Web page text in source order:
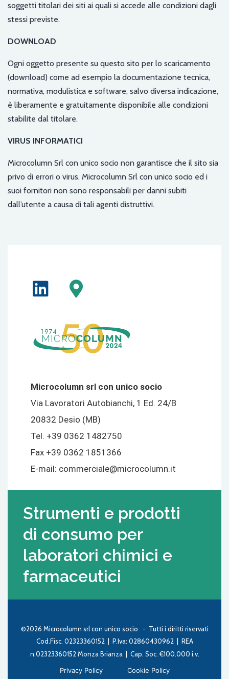
soggetti titolari dei siti ai quali si accede alle condizioni dagli
stessi previste.
DOWNLOAD
Ogni oggetto presente su questo sito per lo scaricamento
(download) come ad esempio la documentazione tecnica,
normativa, modulistica e software, salvo diversa indicazione,
è liberamente e gratuitamente disponibile alle condizioni
stabilite dal titolare.
VIRUS INFORMATICI
Microcolumn Srl con unico socio non garantisce che il sito sia
privo di errori o virus. Microcolumn Srl con unico socio ed i
suoi fornitori non sono responsabili per danni subiti
dall’utente a causa di tali agenti distruttivi.
Microcolumn srl con unico socio
Via Lavoratori Autobianchi, 1 Ed. 24/B
20832 Desio (MB)
Tel. +39 0362 1482750
Fax +39 0362 1851366
E-mail: commerciale@microcolumn.it
Strumenti e prodotti
di consumo per
laboratori chimici e
farmaceutici
©2026 Microcolumn srl con unico socio - Tutti i diritti riservati
Cod.Fisc. 02323360152 | P.Iva: 02860430962 | REA
n.02323360152 Monza Brianza | Cap. Soc. €100.000 i.v.
Privacy Policy
Cookie Policy